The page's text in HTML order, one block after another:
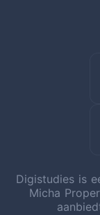
Digistudies is
Micha